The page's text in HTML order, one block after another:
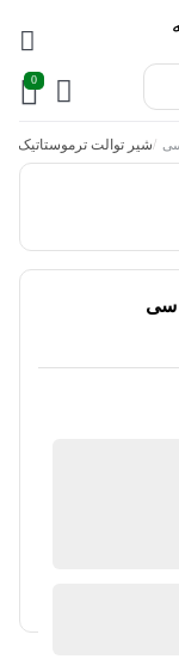
0
/شیر توالت ترموستاتیک
سی